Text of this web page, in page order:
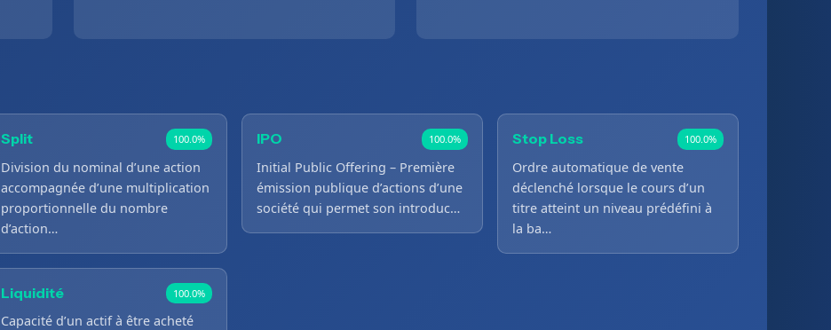
Split 100.0%
Division du nominal d’une action
accompagnée d’une multiplication
proportionnelle du nombre
d’action…
IPO 100.0%
Initial Public Offering – Première
émission publique d’actions d’une
société qui permet son introduc…
Stop Loss 100.0%
Ordre automatique de vente
déclenché lorsque le cours d’un
titre atteint un niveau prédéfini à
la ba…
Liquidité 100.0%
Capacité d’un actif à être acheté